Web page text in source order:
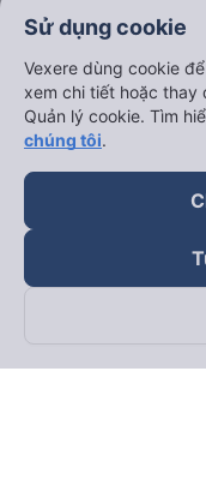
Theo dõi chúng
Sử dụng cookie
Vexere dùng cookie
xem chi tiết hoặc thay
Quản lý cookie. Tìm
chúng tôi.